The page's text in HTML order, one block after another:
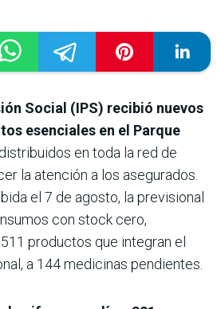
Social (IPS) recibió nuevos
esenciales en el Parque
en toda la red de
la atención a los asegurados.
el 7 de agosto, la previsional
con stock cero,
productos que integran el
a 144 medicinas pendientes.